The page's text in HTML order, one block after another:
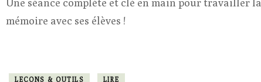
Une séance complète et clé en main pour travailler la
mémoire avec ses élèves !
LEÇONS & OUTILS LIRE